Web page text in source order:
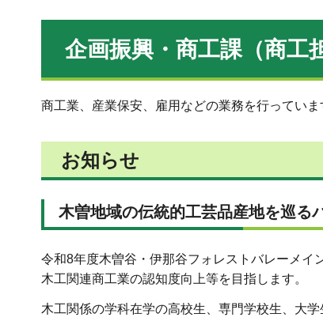
企画振興・商工課（商工
商工業、産業保安、雇用などの業務を行っていま
お知らせ
木曽地域の伝統的工芸品産地を巡る
令和8年度木曽谷・伊那谷フォレストバレーメイ
木工関連商工業の認知度向上等を目指します。
木工関係の学科在学の高校生、専門学校生、大